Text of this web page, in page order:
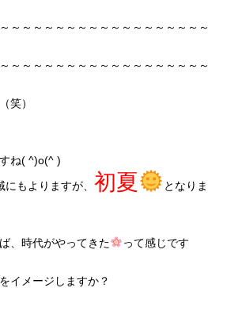
～～～～～～～～～～～～～～～～～～
～～～～～～～～～～～～～～～～～～
笑）
ね( ^)o(^ )
もよりますが、 初夏
となりま
、時代がやってきた
って感じです
イメージしますか？